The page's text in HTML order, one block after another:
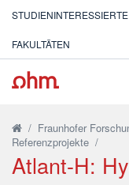
STUDIENINTERESSIERTE
FAKULTÄTEN
/ Fraunhofer
Referenzprojekte /
Atlant-H: